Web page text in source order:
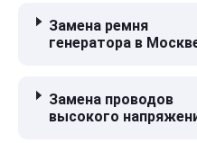
Замена ремня
генератора в
Замена проводов
высокого